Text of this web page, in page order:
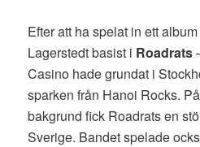
Efter att ha spelat in ett
Lagerstedt basist i Roadrats
Casino hade grundat i
sparken från Hanoi Rocks.
bakgrund fick Roadrats en
Sverige. Bandet spelade